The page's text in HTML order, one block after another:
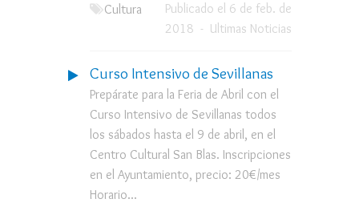
Cultura
Publicado el 6 de feb. de
2018 - Ultimas Noticias
Curso Intensivo de Sevillanas
Prepárate para la Feria de Abril con el
Curso Intensivo de Sevillanas todos
los sábados hasta el 9 de abril, en el
Centro Cultural San Blas. Inscripciones
en el Ayuntamiento, precio: 20€/mes
Horario...